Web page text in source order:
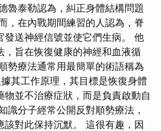
魯泰勒認為，糾正身體結構問題
，在內戰期間練習的人認為，脊
發送神經信號並使它們生病。 他
，旨在恢復健康的神經和血液循
勢療法通常用最簡單的術語稱為
其工作原理，其目標是恢復身體
物並不治療症狀，而是負責啟動自
識分子經常公開反對順勢療法，
該對此保持沉默。 這很有趣，因